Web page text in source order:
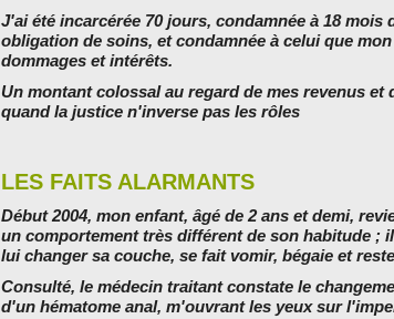
J'ai été incarcérée 70 jours, condamnée à 18
obligation de soins, et condamnée à celui que
dommages et intérêts.
Un montant colossal au regard de mes revenus
quand la justice n'inverse pas les rôles
LES FAITS ALARMANTS
Début 2004, mon enfant, âgé de 2 ans et demi,
un comportement très différent de son habitude ;
lui changer sa couche, se fait vomir, bégaie et
Consulté, le médecin traitant constate le
d'un hématome anal, m'ouvrant les yeux sur